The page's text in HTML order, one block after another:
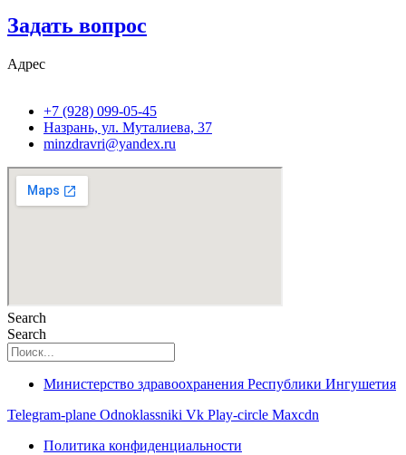
Задать вопрос
Адрес
+7 (928) 099-05-45
Назрань, ул. Муталиева, 37
minzdravri@yandex.ru
Search
Search
Министерство здравоохранения Республики Ингушетия
Telegram-plane Odnoklassniki Vk Play-circle Maxcdn
Политика конфиденциальности